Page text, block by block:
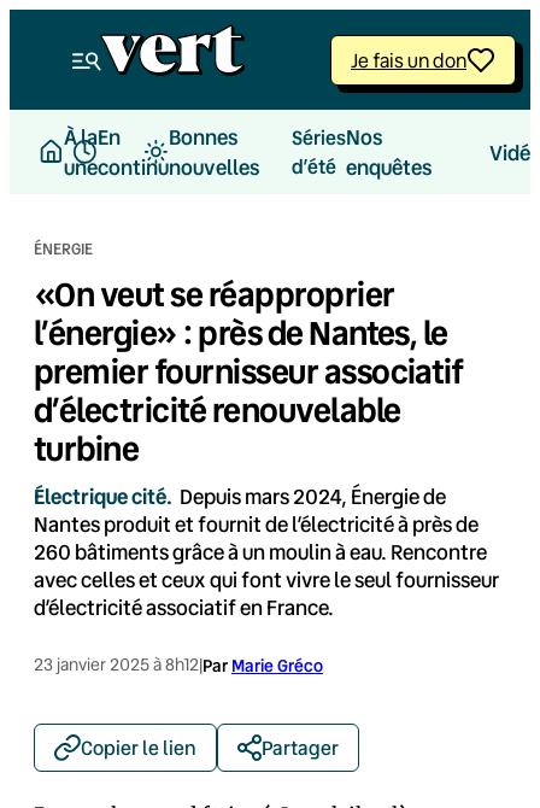
Je fais un don
À la
une
En
continu
Bonnes
nouvelles
Séries
d’été
Nos
enquêtes
ÉNERGIE
«On veut se réapproprier
l’énergie» : près de Nantes, le
premier fournisseur associatif
d’électricité renouvelable
turbine
Électrique cité. Depuis mars 2024, Énergie de
Nantes produit et fournit de l’électricité à près de
260 bâtiments grâce à un moulin à eau. Rencontre
avec celles et ceux qui font vivre le seul fournisseur
d’électricité associatif en France.
23 janvier 2025 à 8h12|Par Marie Gréco
Copier le lien Partager